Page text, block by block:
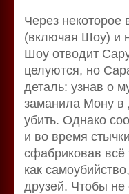
Через некоторое
(включая Шоу) и
Шоу отводит
целуются, но
деталь: узнав о
заманила Мону в
убить. Однако
и во время
сфабриковав всё
как
друзей. Чтобы не